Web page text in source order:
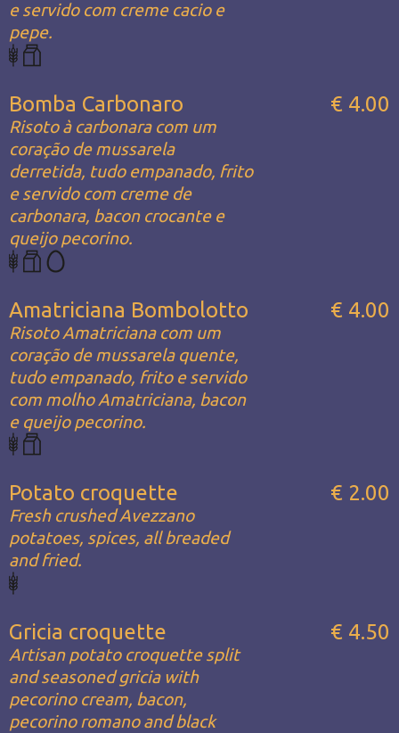
e servido com creme cacio e
pepe.
Bomba Carbonaro
Risoto à carbonara com um
coração de mussarela
derretida, tudo empanado, frito
e servido com creme de
carbonara, bacon crocante e
queijo pecorino.
€ 4.00
Amatriciana Bombolotto
Risoto Amatriciana com um
coração de mussarela quente,
tudo empanado, frito e servido
com molho Amatriciana, bacon
e queijo pecorino.
€ 4.00
Potato croquette
Fresh crushed Avezzano
potatoes, spices, all breaded
and fried.
€ 2.00
Gricia croquette
Artisan potato croquette split
and seasoned gricia with
pecorino cream, bacon,
pecorino romano and black
€ 4.50